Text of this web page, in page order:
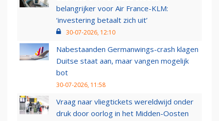
belangrijker voor Air France-KLM:
‘investering betaalt zich uit’
30-07-2026, 12:10
Nabestaanden Germanwings-crash klagen
Duitse staat aan, maar vangen mogelijk
bot
30-07-2026, 11:58
Vraag naar vliegtickets wereldwijd onder
druk door oorlog in het Midden-Oosten